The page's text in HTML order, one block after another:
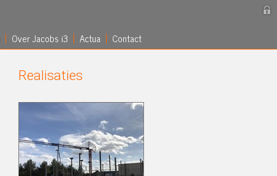
Over Jacobs i3 Actua Contact
Realisaties